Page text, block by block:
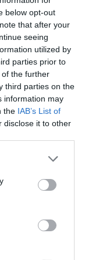
below opt-out
that after your
seeing
utilized by
parties prior to
the further
third parties on the
information may
the IAB’s List of
disclose it to other
or more Google
You may click to
party tags to
in below Google
από τον
αφορούν